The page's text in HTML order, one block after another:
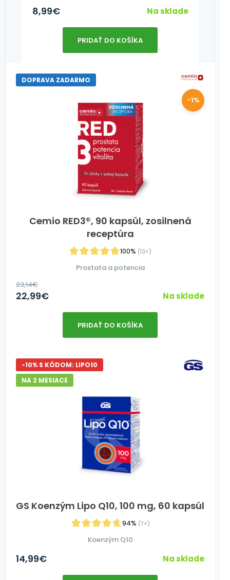
8,99€ Na sklade
PRIDAŤ DO KOŠÍKA
Cemio RED3®, 90 kapsúl, zosilnená
receptúra
100% (13×)
DOPRAVA ZADARMO
Prostata a potencia
-1%
23,14€
22,99€ Na sklade
PRIDAŤ DO KOŠÍKA
GS Koenzým Lipo Q10, 100 mg, 60 kapsúl
94% (7×)
-10% S KÓDOM: LIPO10
NA 2 MESIACE
Koenzým Q10
14,99€ Na sklade